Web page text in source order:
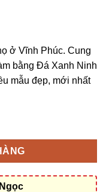
ở Vĩnh Phúc. Cung
bằng Đá Xanh Ninh
mẫu đẹp, mới nhất
bằng Đá Xanh